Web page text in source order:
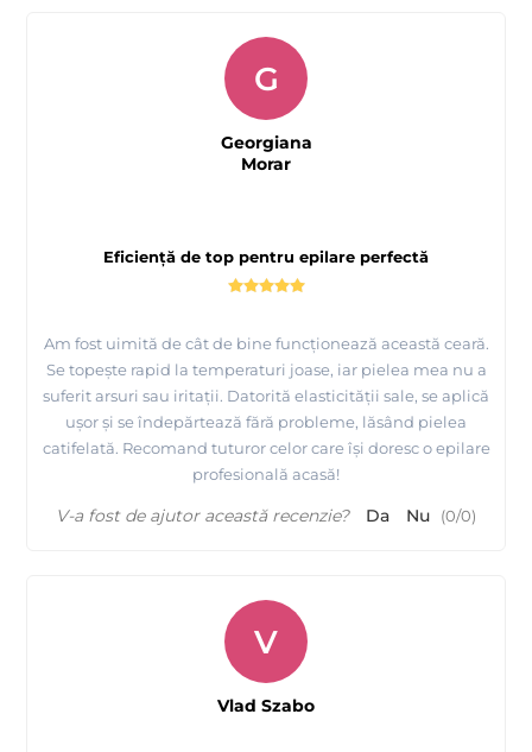
Eficiență de top pentru epilare perfectă
Am fost uimită de cât de bine funcționează această ceară.
Se topește rapid la temperaturi joase, iar pielea mea nu a
suferit arsuri sau iritații. Datorită elasticității sale, se aplică
ușor și se îndepărtează fără probleme, lăsând pielea
catifelată. Recomand tuturor celor care își doresc o epilare
profesională acasă!
G
Georgiana
Morar
V-a fost de ajutor această recenzie? Da Nu (0/0)
V
Vlad Szabo